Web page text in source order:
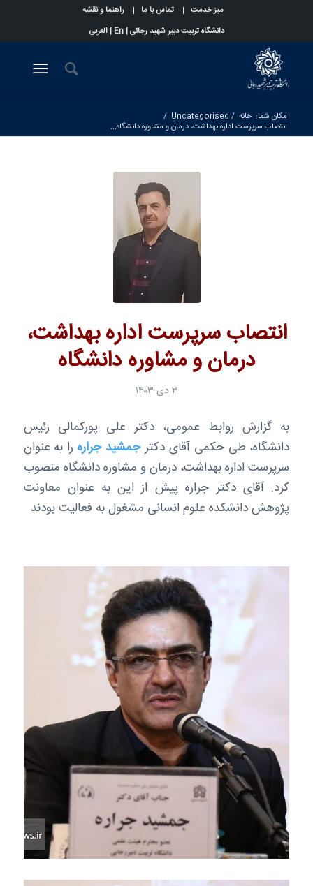
میز خدمت تماس با ما
راهنما و نقشه
دانشگاه تربیت دبیر شهید رجائی |En
|العربی
مکان شما: خانه /
Uncategorised
/
انتصاب سرپرست اداره بهداشت، درمان و مشاوره دانشگاه...
انتصاب سرپرست اداره بهداشت،
درمان و مشاوره دانشگاه
۳ دی ۱۴۰۳
به گزارش روابط عمومی، دکتر علی پورکمالی رئیس
دانشگاه، طی حکمی آقای دکترجمشید جراره را به عنوان
سرپرست اداره بهداشت، درمان و مشاوره دانشگاه منصوب
کرد. آقای دکتر جراره پیش از این به عنوان معاونت
پژوهش دانشکده علوم انسانی مشغول به فعالیت بودند